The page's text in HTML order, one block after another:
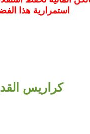
استمرارية هذا
كراريس